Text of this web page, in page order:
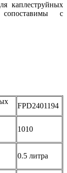
каплеструйных
с
FPD2401194
1010
0.5 литра